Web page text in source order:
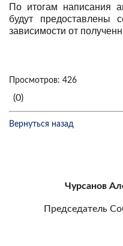
По итогам написания
будут предоставлены
зависимости от
Просмотров: 426
(0)
Вернуться назад
Чурсанов
Председатель